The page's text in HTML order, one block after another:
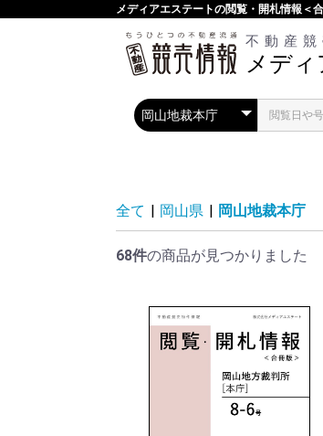
メディアエステートの閲覧・開札情報＜
不動産
メデ
全て 岡山県 岡山地裁本庁
68件の商品が見つかりました